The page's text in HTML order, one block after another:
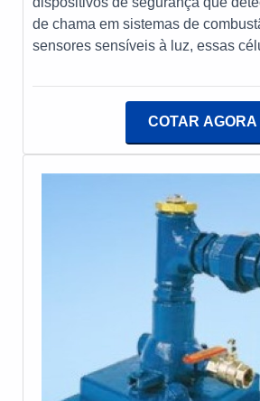
de chama em sistemas de
sensores sensíveis à luz, essas
combustão está ocorrendo de
para o controlador do queimador,
ajustar o fluxo de combustível ou
para prevenir falhas de operação
aplicação é essencial em
queimadores são utilizados para
COTAR AGORA